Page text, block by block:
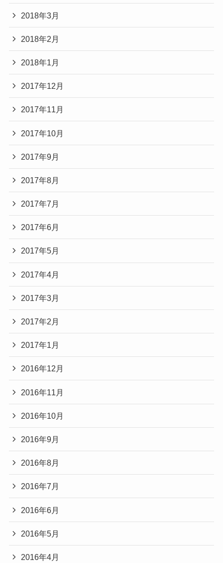
2018年3月
2018年2月
2018年1月
2017年12月
2017年11月
2017年10月
2017年9月
2017年8月
2017年7月
2017年6月
2017年5月
2017年4月
2017年3月
2017年2月
2017年1月
2016年12月
2016年11月
2016年10月
2016年9月
2016年8月
2016年7月
2016年6月
2016年5月
2016年4月